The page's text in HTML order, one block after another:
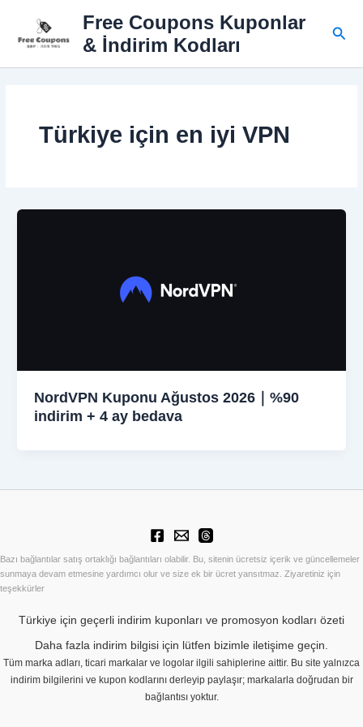
Free Coupons Kuponlar
& İndirim Kodları
Türkiye için en iyi VPN
NordVPN Kuponu Ağustos 2026｜%90
indirim + 4 ay bedava
Bazı bağlantılar satış ortaklığı bağlantıları olabilir. Bu, sitenin ücretsiz içerik ve güncellemeler
sunmaya devam etmesine yardımcı olur ve size ek bir ücret yansıtmaz. Ziyaretiniz için
teşekkürler
Türkiye için geçerli indirim kuponları ve promosyon kodları özeti
Daha fazla indirim bilgisi için lütfen bizimle iletişime geçin.
Tüm marka adları, ticari markalar ve logolar ilgili sahiplerine aittir. Bu site yalnızca
indirim bilgilerini ve kupon kodlarını derleyip paylaşır; markalarla doğrudan bir
bağlantısı yoktur.